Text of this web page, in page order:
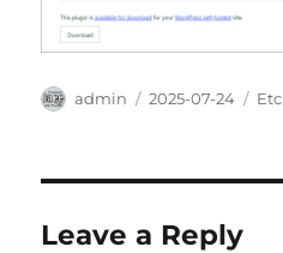
Author
admin
Posted
2025-07-24 Etc.
Leave a Reply